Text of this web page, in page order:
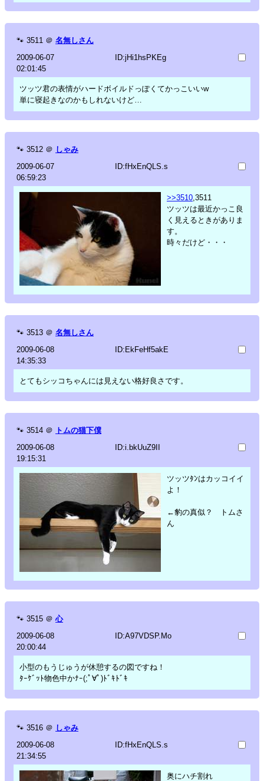
🐾 3511 ＠ 名無しさん
2009-06-07
02:01:45
ID:jHi1hsPKEg
ツッツ君の表情がハードボイルドっぽくてかっこいいw
単に寝起きなのかもしれないけど…
🐾 3512 ＠ しゃみ
2009-06-07
06:59:23
ID:fHxEnQLS.s
>>3510 ,3511
ツッツは最近かっこ良
く見えるときがありま
す。
時々だけど・・・
🐾 3513 ＠ 名無しさん
2009-06-08
14:35:33
ID:EkFeHf5akE
とてもシッコちゃんには見えない格好良さです。
🐾 3514 ＠ トムの猫下僕
2009-06-08
19:15:31
ID:i.bkUuZ9II
ツッツﾀﾝはカッコイイ
よ！
←豹の真似？ トムさ
ん
🐾 3515 ＠ 心
2009-06-08
20:00:44
ID:A97VDSP.Mo
小型のもうじゅうが休憩するの図ですね！
ﾀｰｹﾞｯﾄ物色中かﾅｰ(;ﾟ∀ﾟ)ﾄﾞｷﾄﾞｷ
🐾 3516 ＠ しゃみ
2009-06-08
21:34:55
ID:fHxEnQLS.s
奥にハチ割れ